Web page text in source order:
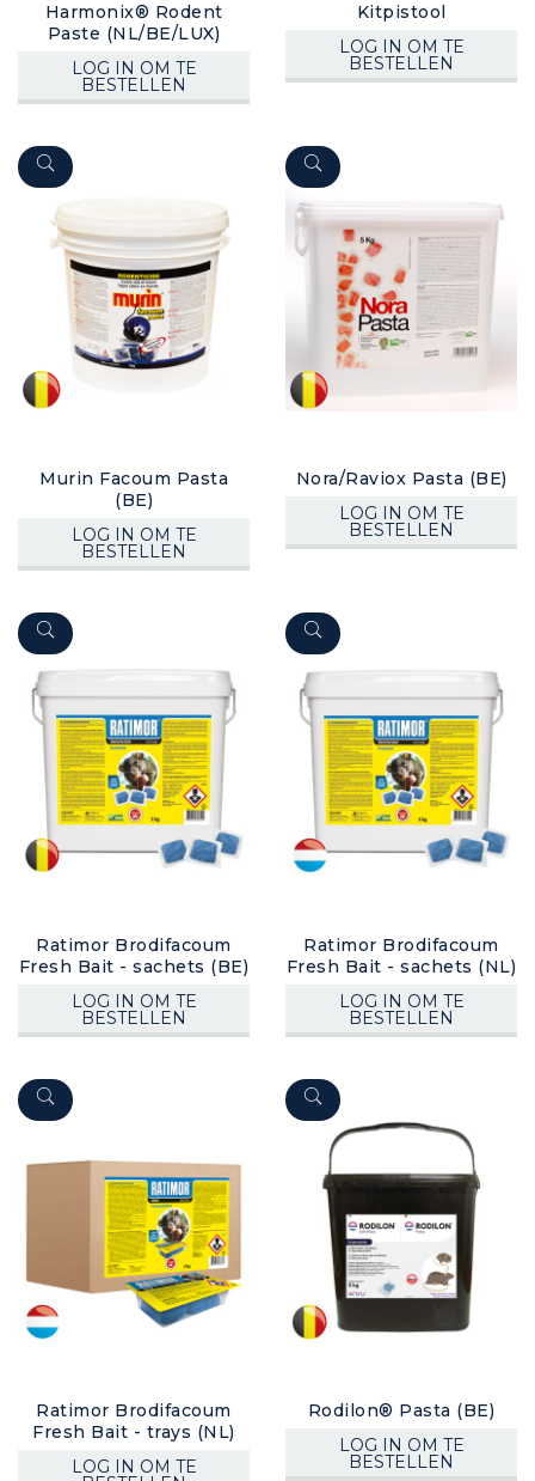
Harmonix® Rodent
Paste (NL/BE/LUX)
LOG IN OM TE
BESTELLEN
Kitpistool
LOG IN OM TE
BESTELLEN
Murin Facoum Pasta
(BE)
LOG IN OM TE
BESTELLEN
Nora/Raviox Pasta (BE)
LOG IN OM TE
BESTELLEN
Ratimor Brodifacoum
Fresh Bait - sachets (BE)
LOG IN OM TE
BESTELLEN
Ratimor Brodifacoum
Fresh Bait - sachets (NL)
LOG IN OM TE
BESTELLEN
Ratimor Brodifacoum
Fresh Bait - trays (NL)
LOG IN OM TE
Rodilon® Pasta (BE)
LOG IN OM TE
BESTELLEN